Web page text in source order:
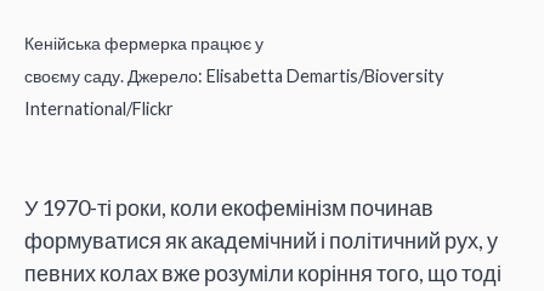
Кенійська фермерка працює у
своєму саду. Джерело: Elisabetta Demartis/Bioversity
International/Flickr
У 1970-ті роки, коли екофемінізм починав
формуватися як академічний і політичний рух, у
певних колах вже розуміли коріння того, що тоді